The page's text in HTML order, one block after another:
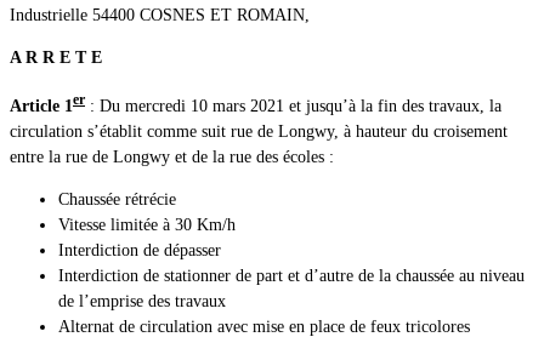
Industrielle 54400 COSNES ET ROMAIN,
A R R E T E
Article 1er : Du mercredi 10 mars 2021 et jusqu’à la fin des travaux, la
circulation s’établit comme suit rue de Longwy, à hauteur du croisement
entre la rue de Longwy et de la rue des écoles :
Chaussée rétrécie
Vitesse limitée à 30 Km/h
Interdiction de dépasser
Interdiction de stationner de part et d’autre de la chaussée au niveau
de l’emprise des travaux
Alternat de circulation avec mise en place de feux tricolores